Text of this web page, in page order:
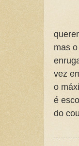
mas
vez
o
é
do